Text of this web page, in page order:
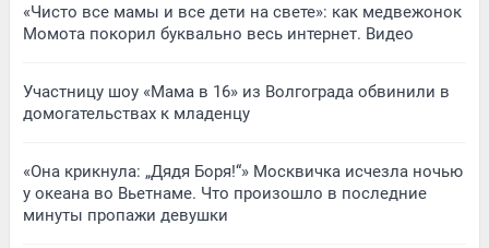
«Чисто все мамы и все дети на свете»: как медвежонок
Момота покорил буквально весь интернет. Видео
Участницу шоу «Мама в 16» из Волгограда обвинили в
домогательствах к младенцу
«Она крикнула: „Дядя Боря!“» Москвичка исчезла ночью
у океана во Вьетнаме. Что произошло в последние
минуты пропажи девушки